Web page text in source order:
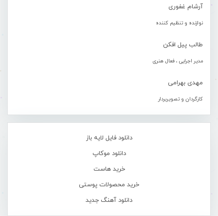
آرشام غفوری
نوازنده و تنظیم کننده
طالب پیل افکن
مدیر اجرایی ، فعال هنری
مهدی بهرامی
کارگردان و تصویربردار
دانلود فایل لایه باز
دانلود موکاپ
خرید هاست
خرید محصولات پوستی
دانلود آهنگ جدید